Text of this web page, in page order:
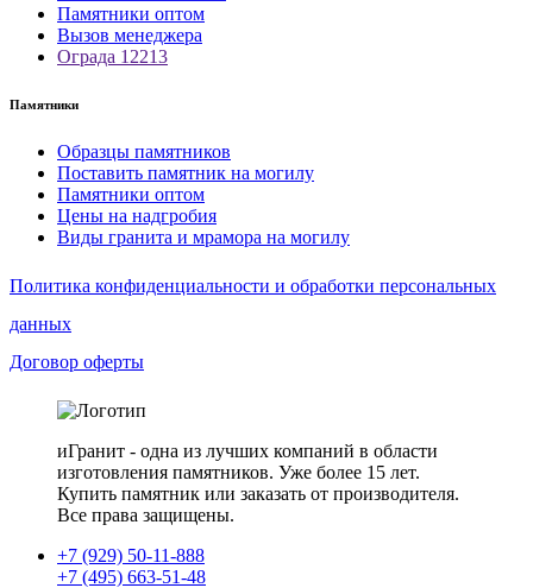
Памятники оптом
Вызов менеджера
Ограда 12213
Памятники
Образцы памятников
Поставить памятник на могилу
Памятники оптом
Цены на надгробия
Виды гранита и мрамора на могилу
Политика конфиденциальности и обработки персональных
данных
Договор оферты
иГранит - одна из лучших компаний в области
изготовления памятников. Уже более 15 лет.
Купить памятник или заказать от производителя.
Все права защищены.
+7 (929) 50-11-888
+7 (495) 663-51-48